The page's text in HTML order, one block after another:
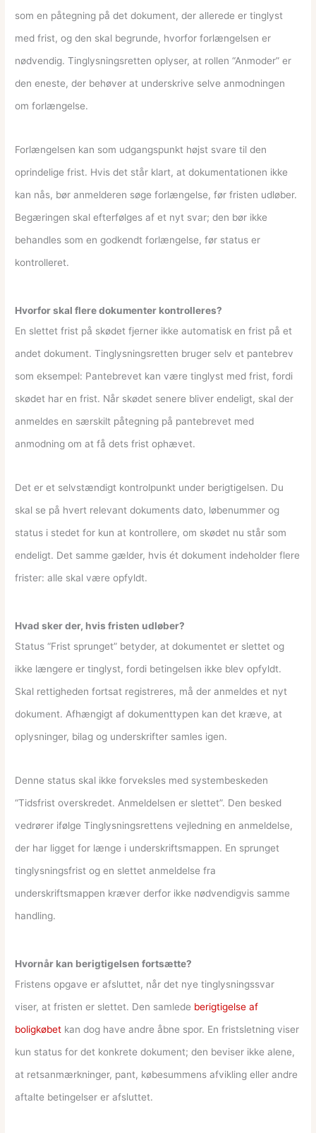
som en påtegning på det dokument, der allerede er tinglyst
med frist, og den skal begrunde, hvorfor forlængelsen er
nødvendig. Tinglysningsretten oplyser, at rollen “Anmoder” er
den eneste, der behøver at underskrive selve anmodningen
om forlængelse.
Forlængelsen kan som udgangspunkt højst svare til den
oprindelige frist. Hvis det står klart, at dokumentationen ikke
kan nås, bør anmelderen søge forlængelse, før fristen udløber.
Begæringen skal efterfølges af et nyt svar; den bør ikke
behandles som en godkendt forlængelse, før status er
kontrolleret.
Hvorfor skal flere dokumenter kontrolleres?
En slettet frist på skødet fjerner ikke automatisk en frist på et
andet dokument. Tinglysningsretten bruger selv et pantebrev
som eksempel: Pantebrevet kan være tinglyst med frist, fordi
skødet har en frist. Når skødet senere bliver endeligt, skal der
anmeldes en særskilt påtegning på pantebrevet med
anmodning om at få dets frist ophævet.
Det er et selvstændigt kontrolpunkt under berigtigelsen. Du
skal se på hvert relevant dokuments dato, løbenummer og
status i stedet for kun at kontrollere, om skødet nu står som
endeligt. Det samme gælder, hvis ét dokument indeholder flere
frister: alle skal være opfyldt.
Hvad sker der, hvis fristen udløber?
Status “Frist sprunget” betyder, at dokumentet er slettet og
ikke længere er tinglyst, fordi betingelsen ikke blev opfyldt.
Skal rettigheden fortsat registreres, må der anmeldes et nyt
dokument. Afhængigt af dokumenttypen kan det kræve, at
oplysninger, bilag og underskrifter samles igen.
Denne status skal ikke forveksles med systembeskeden
“Tidsfrist overskredet. Anmeldelsen er slettet”. Den besked
vedrører ifølge Tinglysningsrettens vejledning en anmeldelse,
der har ligget for længe i underskriftsmappen. En sprunget
tinglysningsfrist og en slettet anmeldelse fra
underskriftsmappen kræver derfor ikke nødvendigvis samme
handling.
Hvornår kan berigtigelsen fortsætte?
Fristens opgave er afsluttet, når det nye tinglysningssvar
viser, at fristen er slettet. Den samlede berigtigelse af
boligkøbet kan dog have andre åbne spor. En fristsletning viser
kun status for det konkrete dokument; den beviser ikke alene,
at retsanmærkninger, pant, købesummens afvikling eller andre
aftalte betingelser er afsluttet.